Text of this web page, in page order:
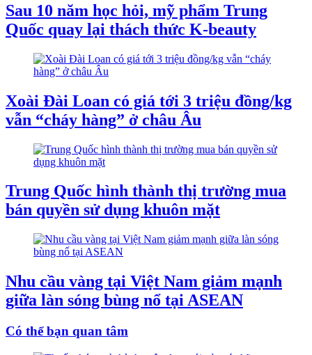
Sau 10 năm học hỏi, mỹ phẩm Trung
Quốc quay lại thách thức K-beauty
Xoài Đài Loan có giá tới 3 triệu đồng/kg
vẫn “cháy hàng” ở châu Âu
Trung Quốc hình thành thị trường mua
bán quyền sử dụng khuôn mặt
Nhu cầu vàng tại Việt Nam giảm mạnh
giữa làn sóng bùng nổ tại ASEAN
Có thể bạn quan tâm